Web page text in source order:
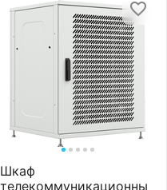
телекоммуникационны
й напольный
ШТНП-18U-800-600-
ММ-RAL7035
0.0